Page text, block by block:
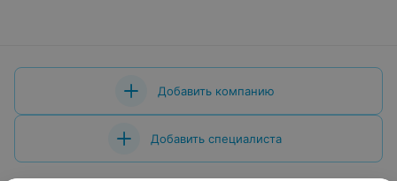
Добавить компанию
Добавить специалиста